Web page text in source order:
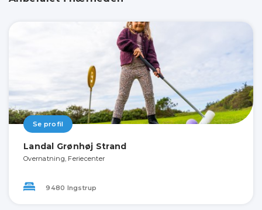
Se profil
Landal Grønhøj Strand
Overnatning, Feriecenter
9480 Ingstrup